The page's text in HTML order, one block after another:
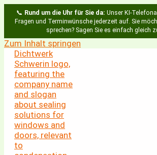
📞 Rund um die Uhr für Sie da: Unser KI-
Fragen und Terminwünsche jederzeit auf. Sie
sprechen? Sagen Sie es einfach gleich
Zum Inhalt springen